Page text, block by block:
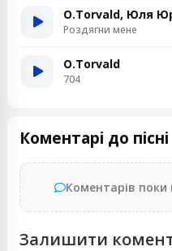
O.Torvald, Юля
Роздягни мене
O.Torvald
704
Коментарі до пісні
Коментарів
Залишити